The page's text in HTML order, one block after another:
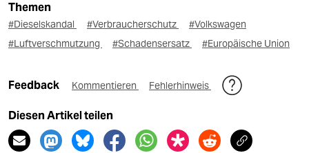
Themen
#Dieselskandal #Verbraucherschutz
#Volkswagen
#Luftverschmutzung
#Schadensersatz #Europäische Union
Feedback Kommentieren Fehlerhinweis
Diesen Artikel teilen